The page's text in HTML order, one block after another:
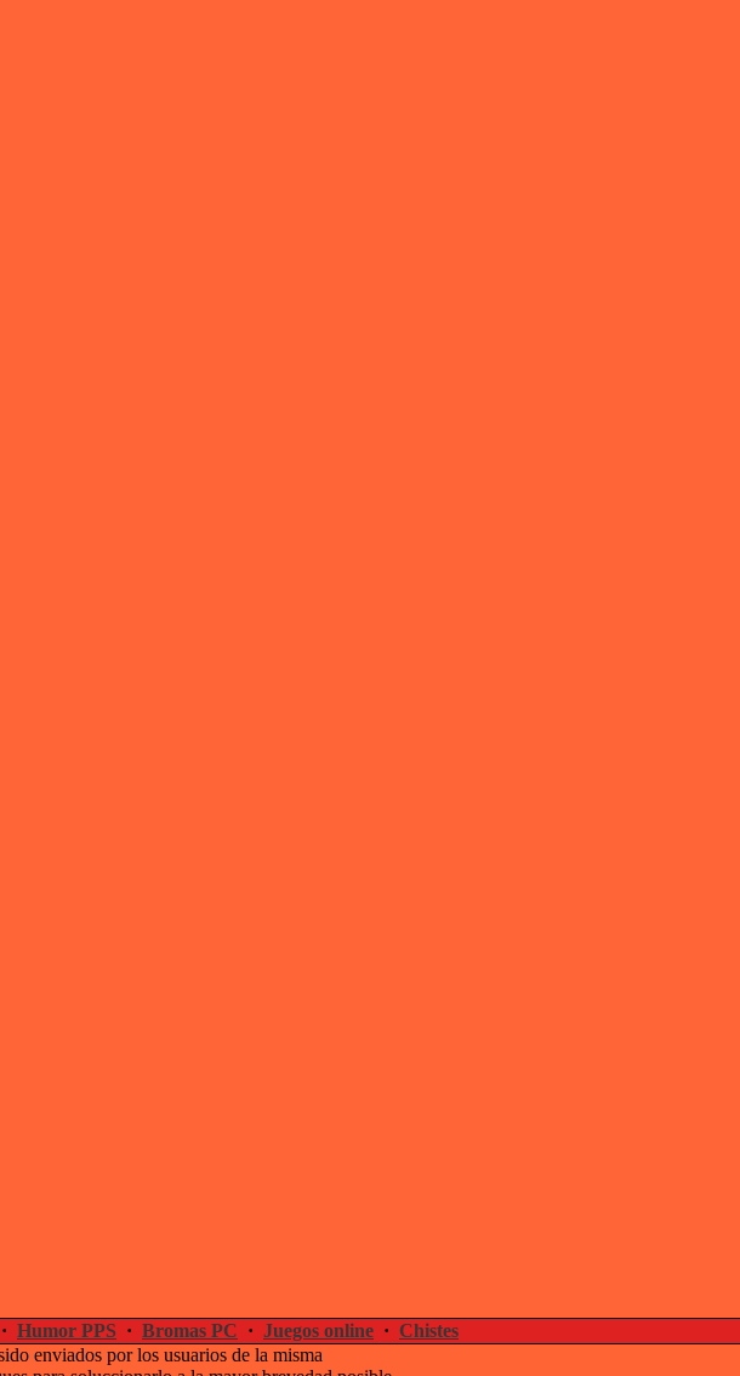
· Humor PPS · Bromas PC · Juegos online · Chistes
enviados por los usuarios de la misma